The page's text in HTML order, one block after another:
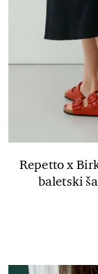
Repetto x
baletski